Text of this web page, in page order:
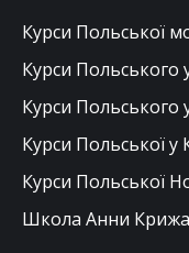
Курси Польської
Курси Польського
Курси Польського
Курси Польської у
Курси Польської
Школа Анни